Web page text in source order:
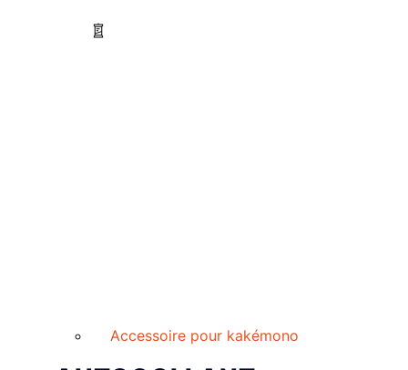
Accessoire pour kakémono